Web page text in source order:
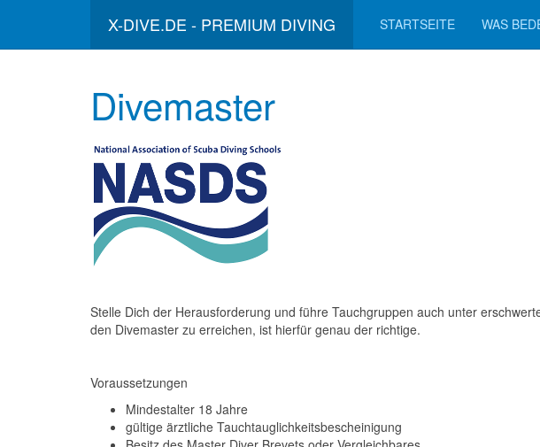
X-DIVE.DE - PREMIUM DIVING STARTSEITE WAS
Divemaster
Stelle Dich der Herausforderung und führe Tauchgruppen auch unter
den Divemaster zu erreichen, ist hierfür genau der richtige.
Voraussetzungen
Mindestalter 18 Jahre
gültige ärztliche Tauchtauglichkeitsbescheinigung